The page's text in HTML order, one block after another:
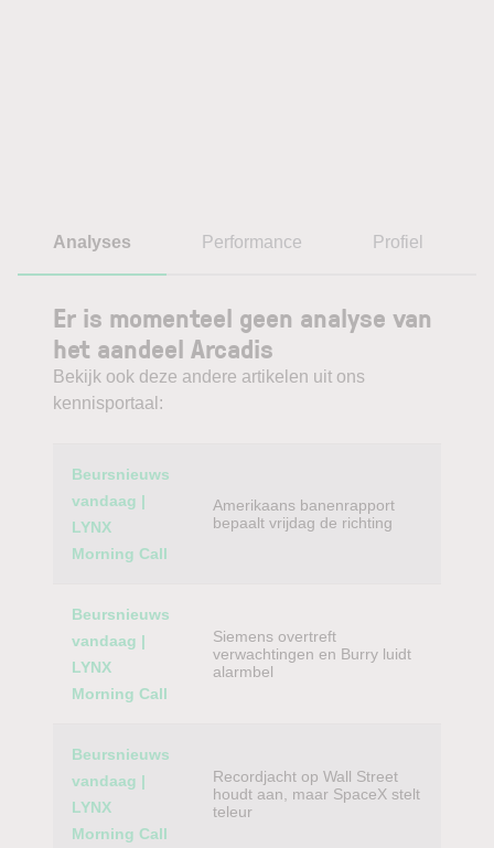
Analyses Performance Profiel
Er is momenteel geen analyse van
het aandeel Arcadis
Bekijk ook deze andere artikelen uit ons
kennisportaal:
Category
Beursnieuws
vandaag |
LYNX
Morning Call
Amerikaans banenrapport
bepaalt vrijdag de richting
Beursnieuws
vandaag |
LYNX
Morning Call
Siemens overtreft
verwachtingen en Burry luidt
alarmbel
Beursnieuws
vandaag |
LYNX
Morning Call
Recordjacht op Wall Street
houdt aan, maar SpaceX stelt
teleur